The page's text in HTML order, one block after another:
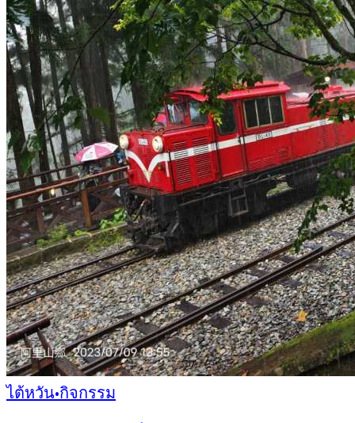
ไต้หวัน•กิจกรรม